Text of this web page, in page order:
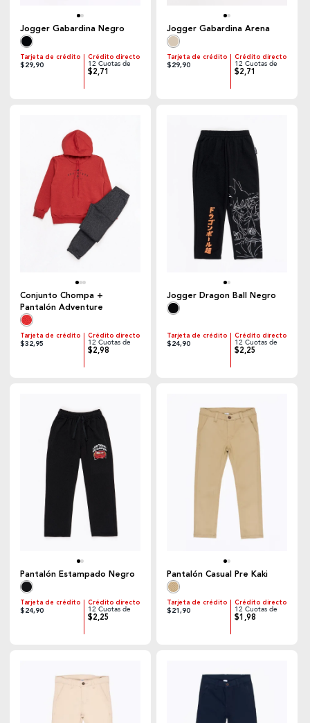
Jogger Gabardina Negro
Tarjeta de crédito
$29,90
Crédito directo
12 Cuotas de
$2,71
Jogger Gabardina Arena
Tarjeta de crédito
$29,90
Crédito directo
12 Cuotas de
$2,71
Conjunto Chompa +
Pantalón Adventure
Tarjeta de crédito
$32,95
Crédito directo
12 Cuotas de
$2,98
Jogger Dragon Ball Negro
Tarjeta de crédito
$24,90
Crédito directo
12 Cuotas de
$2,25
Pantalón Estampado Negro
Tarjeta de crédito
$24,90
Crédito directo
12 Cuotas de
$2,25
Pantalón Casual Pre Kaki
Tarjeta de crédito
$21,90
Crédito directo
12 Cuotas de
$1,98